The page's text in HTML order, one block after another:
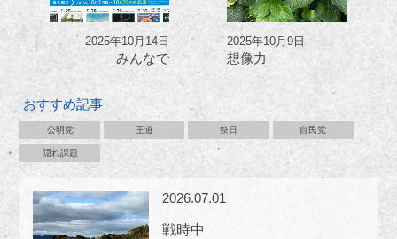
2025年10月14日
みんなで
2025年10月9日
想像力
おすすめ記事
公明党 王道 祭日 自民党
隠れ課題
2026.07.01
戦時中